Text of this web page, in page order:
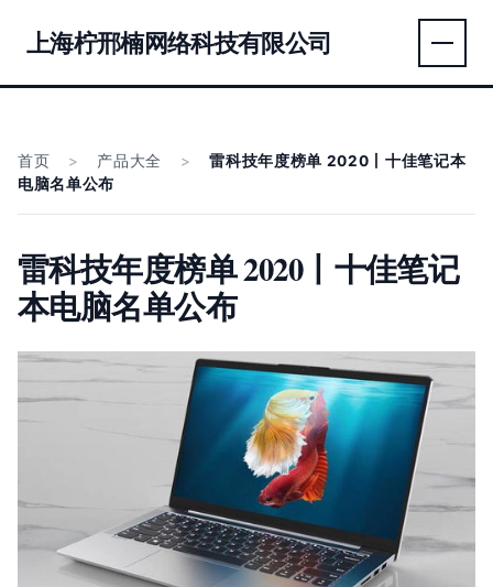
上海柠邢楠网络科技有限公司
首页 > 产品大全 >
雷科技年度榜单 2020丨十佳笔记本
电脑名单公布
雷科技年度榜单 2020丨十佳笔记
本电脑名单公布